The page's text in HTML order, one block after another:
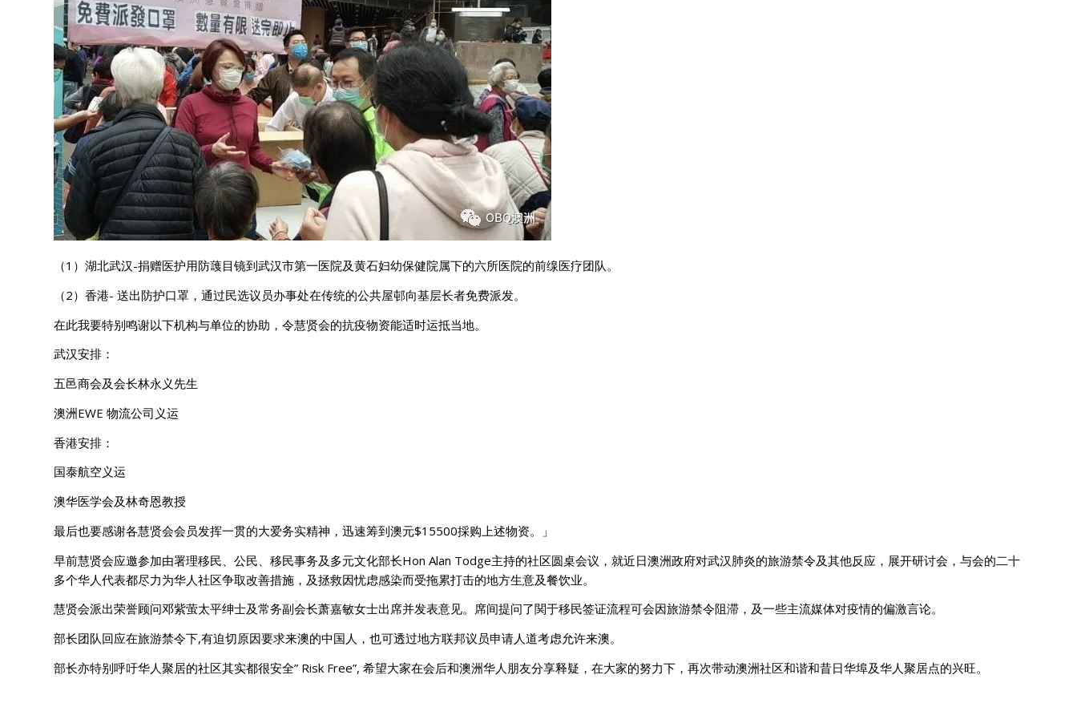
（1）湖北武汉-捐赠医护用防䕶目镜到武汉市第一医院及黄石妇幼保健院属下的六所医院的前缐医疗团队。
（2）香港- 送出防护口罩，通过民选议员办事处在传统的公共屋邨向基层长者免费派发。
在此我要特别鸣谢以下机构与单位的协助，令慧贤会的抗疫物资能适时运抵当地。
武汉安排：
五邑商会及会长林永义先生
澳洲EWE 物流公司义运
香港安排：
国泰航空义运
澳华医学会及林奇恩教授
最后也要感谢各慧贤会会员发挥一贯的大爱务实精神，迅速筹到澳元$15500採购上述物资。」
早前慧贤会应邀参加由署理移民、公民、移民事务及多元文化部长Hon Alan Todge主持的社区圆桌会议，就近日澳洲政府对武汉肺炎的旅游禁令及其他反应，展开研讨会，与会的二十
多个华人代表都尽力为华人社区争取改善措施，及拯救因忧虑感染而受拖累打击的地方生意及餐饮业。
慧贤会派出荣誉顾问邓紫萤太平绅士及常务副会长萧嘉敏女士出席并发表意见。席间提问了関于移民签证流程可会因旅游禁令阻滞，及一些主流媒体对疫情的偏激言论。
部长团队回应在旅游禁令下,有迫切原因要求来澳的中国人，也可透过地方联邦议员申请人道考虑允许来澳。
部长亦特别呼吁华人聚居的社区其实都很安全” Risk Free”, 希望大家在会后和澳洲华人朋友分享释疑，在大家的努力下，再次带动澳洲社区和谐和昔日华埠及华人聚居点的兴旺。